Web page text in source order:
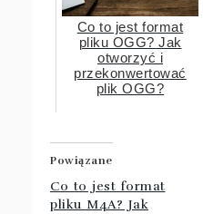
Co to jest format
pliku OGG? Jak
otworzyć i
przekonwertować
plik OGG?
Powiązane
Co to jest format
pliku M4A? Jak